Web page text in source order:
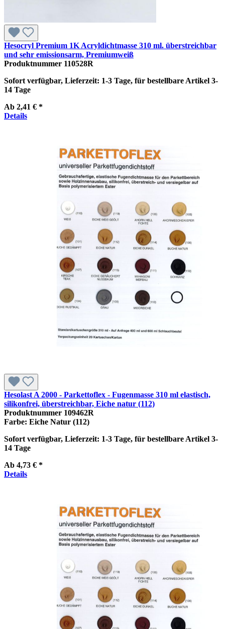
Hesocryl Premium 1K Acryldichtmasse 310 ml. überstreichbar
und sehr emissionsarm, Premiumweiß
Produktnummer 110528R
Sofort verfügbar, Lieferzeit: 1-3 Tage, für bestellbare Artikel 3-
14 Tage
Ab 2,41 € *
Details
Hesolast A 2000 - Parkettoflex - Fugenmasse 310 ml elastisch,
silikonfrei, überstreichbar, Eiche natur (112)
Produktnummer 109462R
Farbe: Eiche Natur (112)
Sofort verfügbar, Lieferzeit: 1-3 Tage, für bestellbare Artikel 3-
14 Tage
Ab 4,73 € *
Details